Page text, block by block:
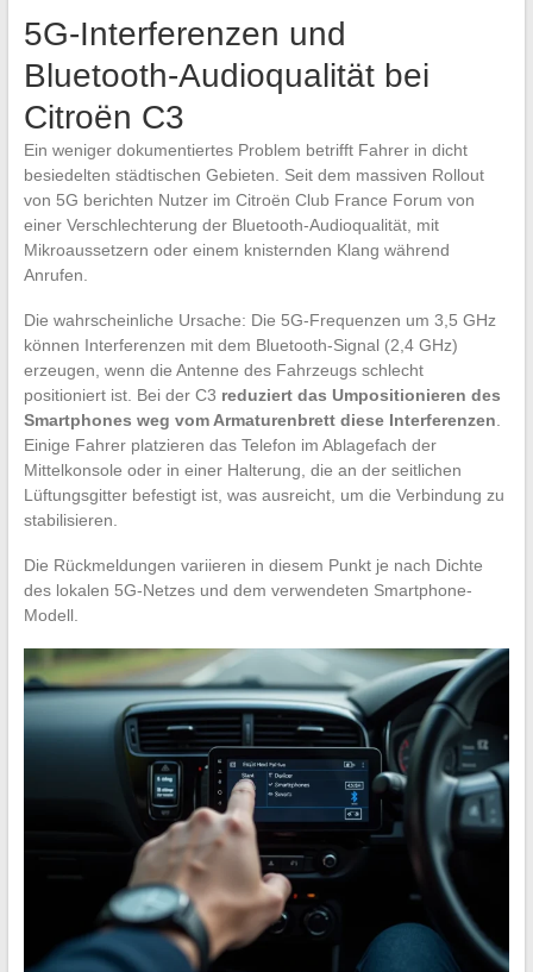
5G-Interferenzen und
Bluetooth-Audioqualität bei
Citroën C3
Ein weniger dokumentiertes Problem betrifft Fahrer in dicht
besiedelten städtischen Gebieten. Seit dem massiven Rollout
von 5G berichten Nutzer im Citroën Club France Forum von
einer Verschlechterung der Bluetooth-Audioqualität, mit
Mikroaussetzern oder einem knisternden Klang während
Anrufen.
Die wahrscheinliche Ursache: Die 5G-Frequenzen um 3,5 GHz
können Interferenzen mit dem Bluetooth-Signal (2,4 GHz)
erzeugen, wenn die Antenne des Fahrzeugs schlecht
positioniert ist. Bei der C3 reduziert das Umpositionieren des
Smartphones weg vom Armaturenbrett diese Interferenzen.
Einige Fahrer platzieren das Telefon im Ablagefach der
Mittelkonsole oder in einer Halterung, die an der seitlichen
Lüftungsgitter befestigt ist, was ausreicht, um die Verbindung zu
stabilisieren.
Die Rückmeldungen variieren in diesem Punkt je nach Dichte
des lokalen 5G-Netzes und dem verwendeten Smartphone-
Modell.